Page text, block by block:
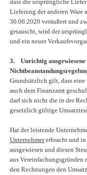
dass die ursprüngliche
Lieferung der anderen Ware
30.06.2020 veräußert und
getauscht, wird der
und ein neuer
3. Unrichtig ausgewiesene
Grundsätzlich gilt, dass eine
auch dem Finanzamt
darf sich nicht die in der
gesetzlich gültige
Hat der leistende
Unternehmererbracht und in
ausgewiesen und diesen
aus Vereinfachungsgründen
den Rechnungen den